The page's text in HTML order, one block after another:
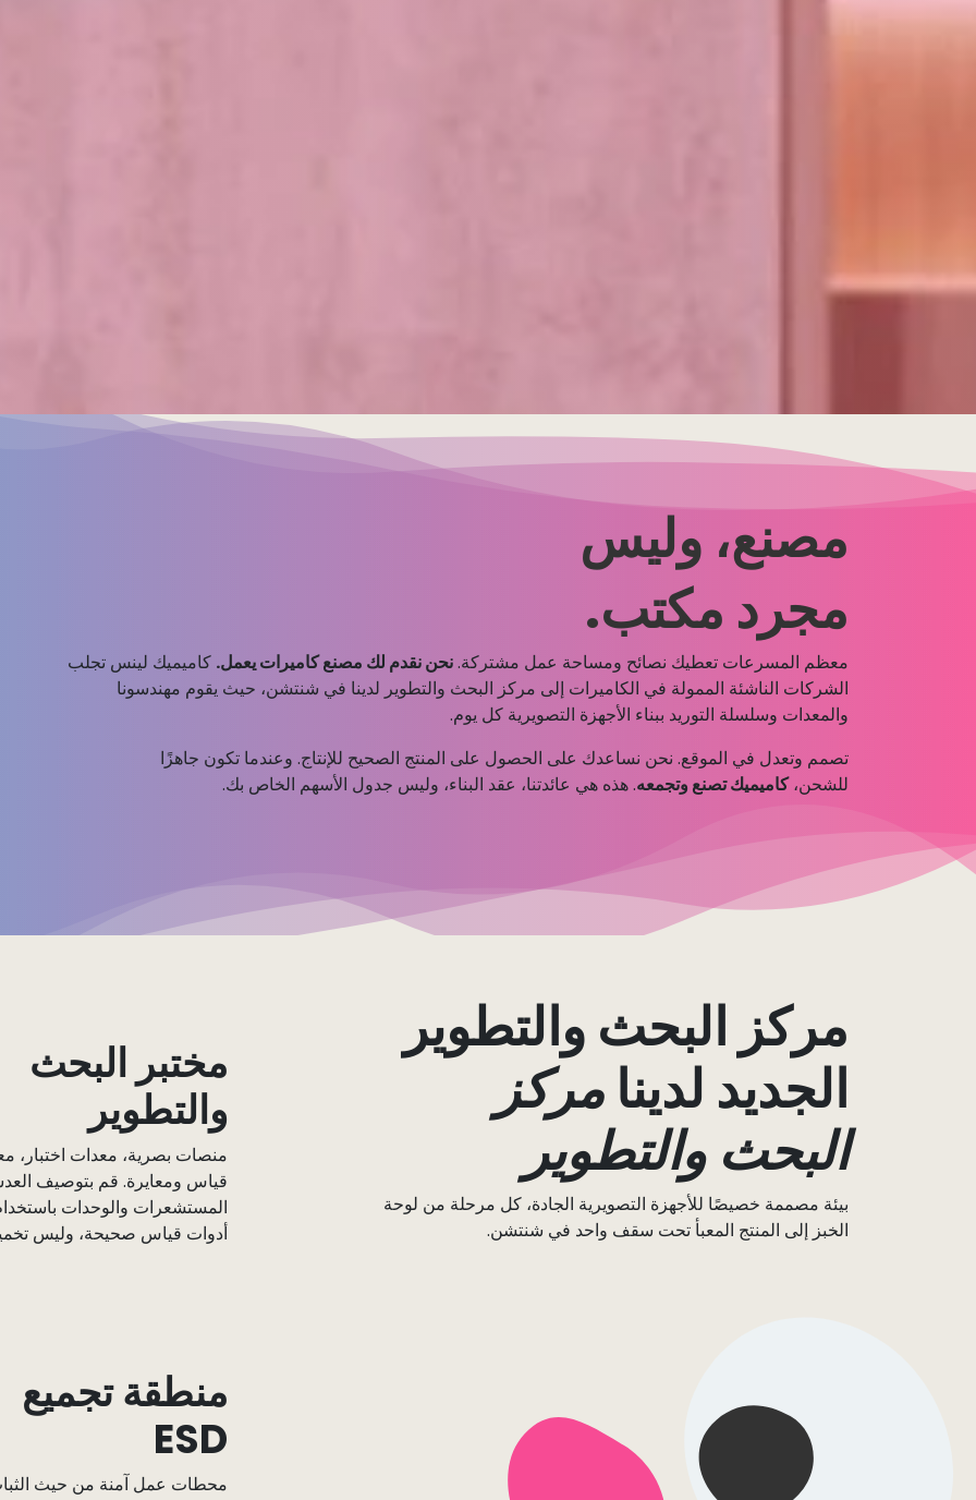
مصنع، وليس
مجرد مكتب.
معظم المسرعات تعطيك نصائح ومساحة عمل مشتركة.نحن نقدم لك مصنع كاميرات يعمل. كاميميك لينس تجلب
الشركات الناشئة الممولة في الكاميرات إلى مركز البحث والتطوير لدينا في شنتشن، حيث يقوم مهندسونا
والمعدات وسلسلة التوريد ببناء الأجهزة التصويرية كل يوم.
تصمم وتعدل في الموقع. نحن نساعدك على الحصول على المنتج الصحيح للإنتاج. وعندما تكون جاهزًا
للشحن،كاميميك تصنع وتجمعه. هذه هي عائدتنا، عقد البناء، وليس جدول الأسهم الخاص بك.
مركز البحث والتطوير
الجديد لدينا مركز
البحث والتطوير
بيئة مصممة خصيصًا للأجهزة التصويرية الجادة، كل مرحلة من لوحة
الخبز إلى المنتج المعبأ تحت سقف واحد في شنتشن.
مختبر البحث
والتطوير
منصات بصرية، معدات اختبار،
قياس ومعايرة. قم بتوصيف
المستشعرات والوحدات
أدوات قياس صحيحة، وليس
منطقة تجميع
ESD
محطات عمل آمنة من حيث